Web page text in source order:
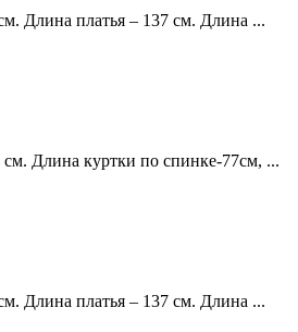
Длина платья – 137 см. Длина ...
Длина куртки по спинке-77см, ...
Длина платья – 137 см. Длина ...